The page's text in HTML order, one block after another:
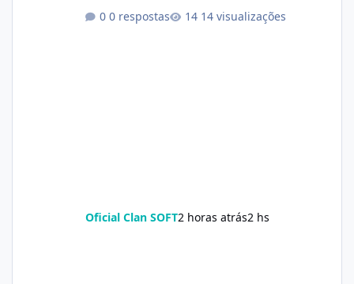
0 respostas
14 visualizações
Oficial Clan SOFT2 horas atrás2 hs